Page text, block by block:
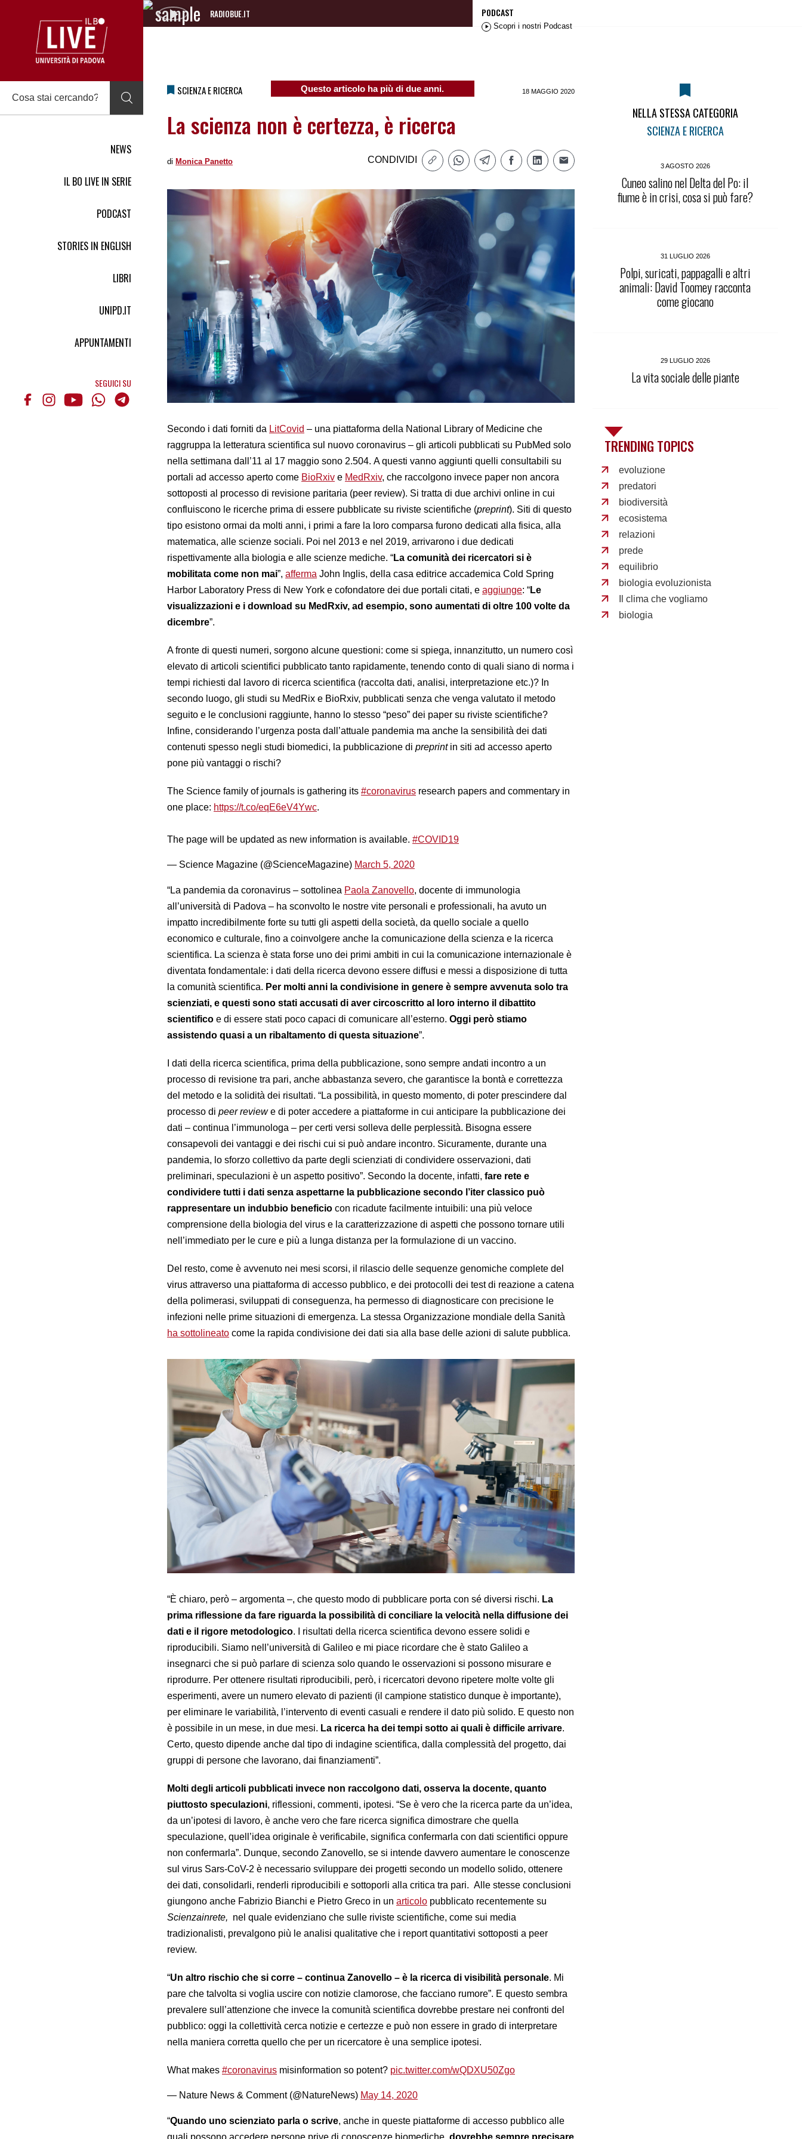
NEWS
IL BO LIVE IN SERIE
PODCAST
STORIES IN ENGLISH
LIBRI
UNIPD.IT
APPUNTAMENTI
SEGUICI SU
RADIOBUE.IT
Audio
PODCAST
Scopri i nostri Podcast
SCIENZA E RICERCA Questo articolo ha più di due anni. 18 MAGGIO 2020
La scienza non è certezza, è ricerca
di Monica Panetto CONDIVIDI
Secondo i dati forniti da LitCovid – una piattaforma della National Library of Medicine che
raggruppa la letteratura scientifica sul nuovo coronavirus – gli articoli pubblicati su PubMed solo
nella settimana dall’11 al 17 maggio sono 2.504. A questi vanno aggiunti quelli consultabili su
portali ad accesso aperto come BioRxiv e MedRxiv, che raccolgono invece paper non ancora
sottoposti al processo di revisione paritaria (peer review). Si tratta di due archivi online in cui
confluiscono le ricerche prima di essere pubblicate su riviste scientifiche (preprint). Siti di questo
tipo esistono ormai da molti anni, i primi a fare la loro comparsa furono dedicati alla fisica, alla
matematica, alle scienze sociali. Poi nel 2013 e nel 2019, arrivarono i due dedicati
rispettivamente alla biologia e alle scienze mediche. “La comunità dei ricercatori si è
mobilitata come non mai”, afferma John Inglis, della casa editrice accademica Cold Spring
Harbor Laboratory Press di New York e cofondatore dei due portali citati, e aggiunge: “Le
visualizzazioni e i download su MedRxiv, ad esempio, sono aumentati di oltre 100 volte da
dicembre”.
A fronte di questi numeri, sorgono alcune questioni: come si spiega, innanzitutto, un numero così
elevato di articoli scientifici pubblicato tanto rapidamente, tenendo conto di quali siano di norma i
tempi richiesti dal lavoro di ricerca scientifica (raccolta dati, analisi, interpretazione etc.)? In
secondo luogo, gli studi su MedRix e BioRxiv, pubblicati senza che venga valutato il metodo
seguito e le conclusioni raggiunte, hanno lo stesso “peso” dei paper su riviste scientifiche?
Infine, considerando l’urgenza posta dall’attuale pandemia ma anche la sensibilità dei dati
contenuti spesso negli studi biomedici, la pubblicazione di preprintin siti ad accesso aperto
pone più vantaggi o rischi?
The Science family of journals is gathering its #coronavirus research papers and commentary in
one place: https://t.co/eqE6eV4Ywc.
The page will be updated as new information is available. #COVID19
— Science Magazine (@ScienceMagazine) March 5, 2020
“La pandemia da coronavirus – sottolinea Paola Zanovello, docente di immunologia
all’università di Padova – ha sconvolto le nostre vite personali e professionali, ha avuto un
impatto incredibilmente forte su tutti gli aspetti della società, da quello sociale a quello
economico e culturale, fino a coinvolgere anche la comunicazione della scienza e la ricerca
scientifica. La scienza è stata forse uno dei primi ambiti in cui la comunicazione internazionale è
diventata fondamentale: i dati della ricerca devono essere diffusi e messi a disposizione di tutta
la comunità scientifica. Per molti anni la condivisione in genere è sempre avvenuta solo tra
scienziati, e questi sono stati accusati di aver circoscritto al loro interno il dibattito
scientifico e di essere stati poco capaci di comunicare all’esterno. Oggi però stiamo
assistendo quasi a un ribaltamento di questa situazione”.
I dati della ricerca scientifica, prima della pubblicazione, sono sempre andati incontro a un
processo di revisione tra pari, anche abbastanza severo, che garantisce la bontà e correttezza
del metodo e la solidità dei risultati. “La possibilità, in questo momento, di poter prescindere dal
processo di peer reviewe di poter accedere a piattaforme in cui anticipare la pubblicazione dei
dati – continua l’immunologa – per certi versi solleva delle perplessità. Bisogna essere
consapevoli dei vantaggi e dei rischi cui si può andare incontro. Sicuramente, durante una
pandemia, lo sforzo collettivo da parte degli scienziati di condividere osservazioni, dati
preliminari, speculazioni è un aspetto positivo”. Secondo la docente, infatti, fare rete e
condividere tutti i dati senza aspettarne la pubblicazione secondo l’iter classico può
rappresentare un indubbio beneficio con ricadute facilmente intuibili: una più veloce
comprensione della biologia del virus e la caratterizzazione di aspetti che possono tornare utili
nell’immediato per le cure e più a lunga distanza per la formulazione di un vaccino.
Del resto, come è avvenuto nei mesi scorsi, il rilascio delle sequenze genomiche complete del
virus attraverso una piattaforma di accesso pubblico, e dei protocolli dei test di reazione a catena
della polimerasi, sviluppati di conseguenza, ha permesso di diagnosticare con precisione le
infezioni nelle prime situazioni di emergenza. La stessa Organizzazione mondiale della Sanità
ha sottolineato come la rapida condivisione dei dati sia alla base delle azioni di salute pubblica.
“È chiaro, però – argomenta –, che questo modo di pubblicare porta con sé diversi rischi. La
prima riflessione da fare riguarda la possibilità di conciliare la velocità nella diffusione dei
dati e il rigore metodologico. I risultati della ricerca scientifica devono essere solidi e
riproducibili. Siamo nell’università di Galileo e mi piace ricordare che è stato Galileo a
insegnarci che si può parlare di scienza solo quando le osservazioni si possono misurare e
riprodurre. Per ottenere risultati riproducibili, però, i ricercatori devono ripetere molte volte gli
esperimenti, avere un numero elevato di pazienti (il campione statistico dunque è importante),
per eliminare le variabilità, l’intervento di eventi casuali e rendere il dato più solido. E questo non
è possibile in un mese, in due mesi. La ricerca ha dei tempi sotto ai quali è difficile arrivare.
Certo, questo dipende anche dal tipo di indagine scientifica, dalla complessità del progetto, dai
gruppi di persone che lavorano, dai finanziamenti”.
Molti degli articoli pubblicati invece non raccolgono dati, osserva la docente, quanto
piuttosto speculazioni, riflessioni, commenti, ipotesi. “Se è vero che la ricerca parte da un’idea,
da un’ipotesi di lavoro, è anche vero che fare ricerca significa dimostrare che quella
speculazione, quell’idea originale è verificabile, significa confermarla con dati scientifici oppure
non confermarla”. Dunque, secondo Zanovello, se si intende davvero aumentare le conoscenze
sul virus Sars-CoV-2 è necessario sviluppare dei progetti secondo un modello solido, ottenere
dei dati, consolidarli, renderli riproducibili e sottoporli alla critica tra pari. Alle stesse conclusioni
giungono anche Fabrizio Bianchi e Pietro Greco in un articolo pubblicato recentemente su
Scienzainrete, nel quale evidenziano che sulle riviste scientifiche, come sui media
tradizionalisti, prevalgono più le analisi qualitative che i report quantitativi sottoposti a peer
review.
“Un altro rischio che si corre – continua Zanovello – è la ricerca di visibilità personale. Mi
pare che talvolta si voglia uscire con notizie clamorose, che facciano rumore”. E questo sembra
prevalere sull’attenzione che invece la comunità scientifica dovrebbe prestare nei confronti del
pubblico: oggi la collettività cerca notizie e certezze e può non essere in grado di interpretare
nella maniera corretta quello che per un ricercatore è una semplice ipotesi.
What makes #coronavirus misinformation so potent? pic.twitter.com/wQDXU50Zgo
— Nature News & Comment (@NatureNews) May 14, 2020
“Quando uno scienziato parla o scrive, anche in queste piattaforme di accesso pubblico alle
quali possono accedere persone prive di conoscenze biomediche, dovrebbe sempre precisare
NELLA STESSA CATEGORIA
SCIENZA E RICERCA
3 AGOSTO 2026
Cuneo salino nel Delta del Po: il
fiume è in crisi, cosa si può fare?
31 LUGLIO 2026
Polpi, suricati, pappagalli e altri
animali: David Toomey racconta
come giocano
29 LUGLIO 2026
La vita sociale delle piante
TRENDING TOPICS
evoluzione
predatori
biodiversità
ecosistema
relazioni
prede
equilibrio
biologia evoluzionista
Il clima che vogliamo
biologia